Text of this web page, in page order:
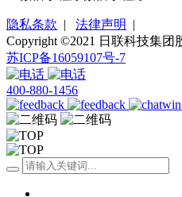
隐私条款 | 法律声明
|
Copyright ©2021 日联科技集团
苏ICP备16059107号-7
400-880-1456